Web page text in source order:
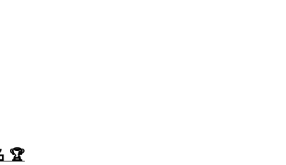
🏆